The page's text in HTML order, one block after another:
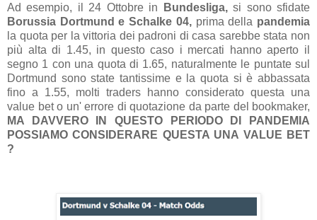
Ad esempio, il 24 Ottobre in Bundesliga,si sono sfidate
Borussia Dortmund e Schalke 04,prima della pandemia
la quota per la vittoria dei padroni di casa sarebbe stata non
più alta di 1.45, in questo caso i mercati hanno aperto il
segno 1 con una quota di 1.65, naturalmente le puntate sul
Dortmund sono state tantissime e la quota si è abbassata
fino a 1.55, molti traders hanno considerato questa una
value bet o un' errore di quotazione da parte del bookmaker,
MA DAVVERO IN QUESTO PERIODO DI PANDEMIA
POSSIAMO CONSIDERARE QUESTA UNA VALUE BET
?